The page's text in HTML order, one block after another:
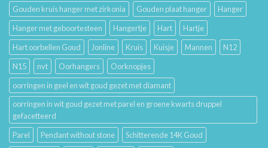
Gouden kruis hanger met zirkonia
Gouden plaat hanger
Hanger
Hanger met geboortesteen
Hangertje Hart
Hartje
Hart oorbellen Goud
Jonline Kruis Kuisje Mannen
N12
N15
nvt Oorhangers
Oorknopjes
oorringen in geel en wit goud gezet met diamant
oorringen in wit goud gezet met parel en groene kwarts druppel
gefacetteerd
Parel
Pendant without stone
Schitterende 14K Goud